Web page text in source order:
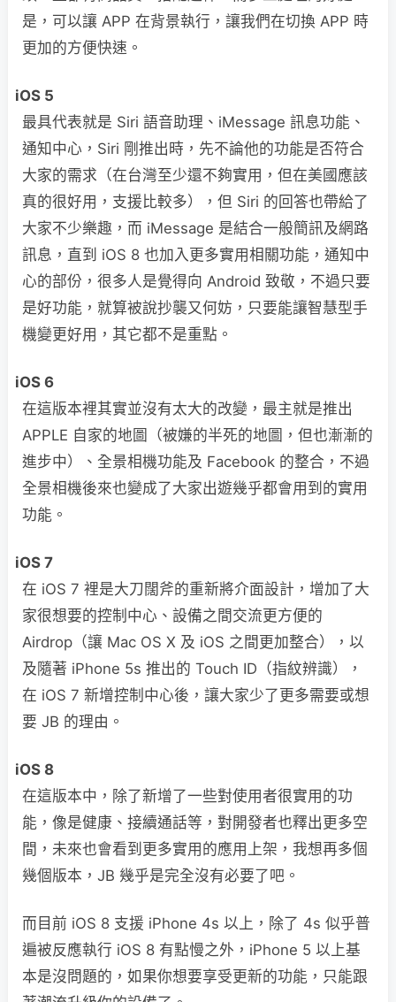
是，可以讓 APP 在背景執行，讓我們在切換 APP 時
更加的方便快速。
iOS 5
最具代表就是 Siri 語音助理、iMessage 訊息功能、
通知中心，Siri 剛推出時，先不論他的功能是否符合
大家的需求（在台灣至少還不夠實用，但在美國應該
真的很好用，支援比較多），但 Siri 的回答也帶給了
大家不少樂趣，而 iMessage 是結合一般簡訊及網路
訊息，直到 iOS 8 也加入更多實用相關功能，通知中
心的部份，很多人是覺得向 Android 致敬，不過只要
是好功能，就算被說抄襲又何妨，只要能讓智慧型手
機變更好用，其它都不是重點。
iOS 6
在這版本裡其實並沒有太大的改變，最主就是推出
APPLE 自家的地圖（被嫌的半死的地圖，但也漸漸的
進步中）、全景相機功能及 Facebook 的整合，不過
全景相機後來也變成了大家出遊幾乎都會用到的實用
功能。
iOS 7
在 iOS 7 裡是大刀闊斧的重新將介面設計，增加了大
家很想要的控制中心、設備之間交流更方便的
Airdrop（讓 Mac OS X 及 iOS 之間更加整合），以
及隨著 iPhone 5s 推出的 Touch ID（指紋辨識），
在 iOS 7 新增控制中心後，讓大家少了更多需要或想
要 JB 的理由。
iOS 8
在這版本中，除了新增了一些對使用者很實用的功
能，像是健康、接續通話等，對開發者也釋出更多空
間，未來也會看到更多實用的應用上架，我想再多個
幾個版本，JB 幾乎是完全沒有必要了吧。
而目前 iOS 8 支援 iPhone 4s 以上，除了 4s 似乎普
遍被反應執行 iOS 8 有點慢之外，iPhone 5 以上基
本是沒問題的，如果你想要享受更新的功能，只能跟